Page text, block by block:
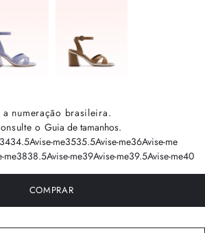
numeração brasileira.
o Guia de tamanhos.
3434.5Avise-me3535.5Avise-me36Avise-me
me3838.5Avise-me39Avise-me39.5Avise-me40
COMPRAR